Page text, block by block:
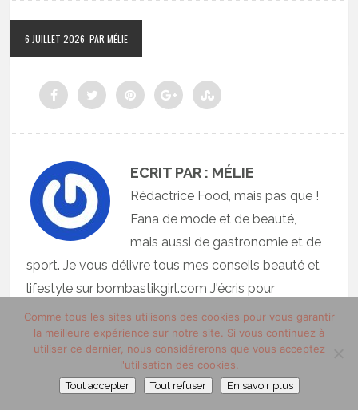
6 JUILLET 2026 PAR MÉLIE
ECRIT PAR : MÉLIE
Rédactrice Food, mais pas que !
Fana de mode et de beauté,
mais aussi de gastronomie et de
sport. Je vous délivre tous mes conseils beauté et
lifestyle sur bombastikgirl.com J'écris pour
trucsdemec.fr sur divers contenus, histoire
d'apporter une touche 100% féminine dans un
univers 100% masculin
Comme tous les sites utilisons des cookies pour vous garantir
la meilleure expérience sur notre site. Si vous continuez à
utiliser ce dernier, nous considérerons que vous acceptez
l'utilisation des cookies.
Tout accepter Tout refuser En savoir plus